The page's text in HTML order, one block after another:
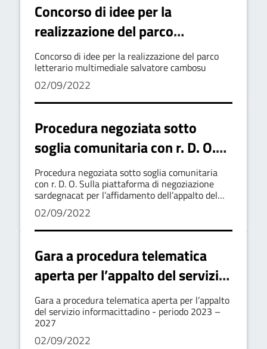
Concorso di idee per la
realizzazione del parco
letterario multimediale
salvatore cambosu
Concorso di idee per la realizzazione del parco
letterario multimediale salvatore cambosu
02/09/2022
Procedura negoziata sotto
soglia comunitaria con r. D. O.
Sulla piattaforma di
negoziazione sardegnacat per
l’affidamento dell’appalto del
servizio di mensa scolastica e
domiciliare anziani e persone in
stato di disagio – quadriennio
2023 - 2027
Procedura negoziata sotto soglia comunitaria
con r. D. O. Sulla piattaforma di negoziazione
sardegnacat per l’affidamento dell’appalto del
servizio di mensa scolastica e domiciliare anziani
e persone in stato di disagio – quadriennio 2023
- 2027
02/09/2022
Gara a procedura telematica
aperta per l’appalto del servizio
informacittadino - periodo 2023
– 2027
Gara a procedura telematica aperta per l’appalto
del servizio informacittadino - periodo 2023 –
2027
02/09/2022